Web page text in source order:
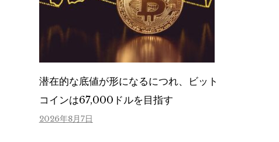
潜在的な底値が形になるにつれ、ビット
コインは67,000ドルを目指す
2026年8月7日